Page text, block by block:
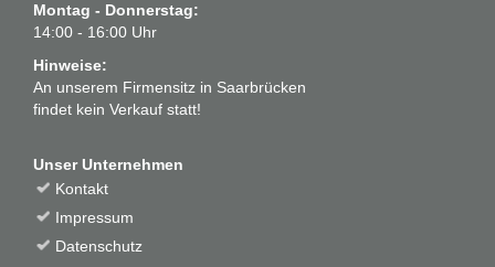
Montag - Donnerstag:
14:00 - 16:00 Uhr
Hinweise:
An unserem Firmensitz in Saarbrücken
findet kein Verkauf statt!
Unser Unternehmen
Kontakt
Impressum
Datenschutz